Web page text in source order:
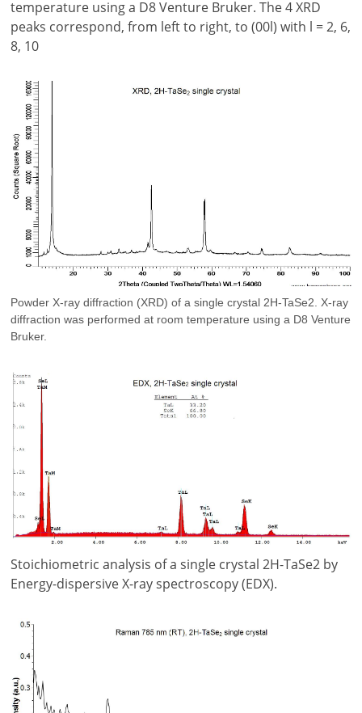
temperature using a D8 Venture Bruker. The 4 XRD
peaks correspond, from left to right, to (00l) with l = 2, 6,
8, 10
Powder X-ray diffraction (XRD) of a single crystal 2H-TaSe2. X-ray
diffraction was performed at room temperature using a D8 Venture
Bruker.
Stoichiometric analysis of a single crystal 2H-TaSe2 by
Energy-dispersive X-ray spectroscopy (EDX).